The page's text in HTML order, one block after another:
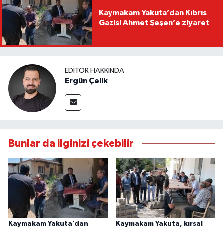
Kaymakam Yakuta’dan Kıbrıs
Gazisi Ahmet Şeşen’e ziyaret
EDITÖR HAKKINDA
Ergün Çelik
Bunlar da ilginizi çekebilir
Kaymakam Yakuta’dan Kaymakam Yakuta, kırsal